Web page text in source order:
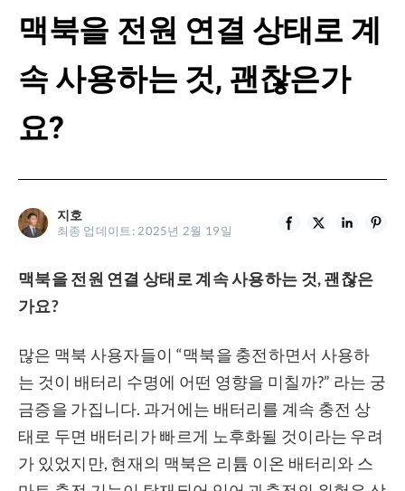
맥북을 전원 연결 상태로 계
속 사용하는 것, 괜찮은가
요?
지호
최종 업데이트: 2025년 2월 19일
맥북을 전원 연결 상태로 계속 사용하는 것, 괜찮은
가요?
많은 맥북 사용자들이 “맥북을 충전하면서 사용하
는 것이 배터리 수명에 어떤 영향을 미칠까?” 라는 궁
금증을 가집니다. 과거에는 배터리를 계속 충전 상
태로 두면 배터리가 빠르게 노후화될 것이라는 우려
가 있었지만, 현재의 맥북은 리튬 이온 배터리와 스